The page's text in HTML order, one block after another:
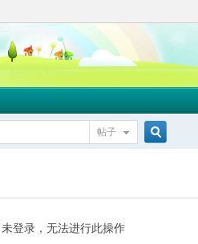
帖子
登录，无法进行此操作